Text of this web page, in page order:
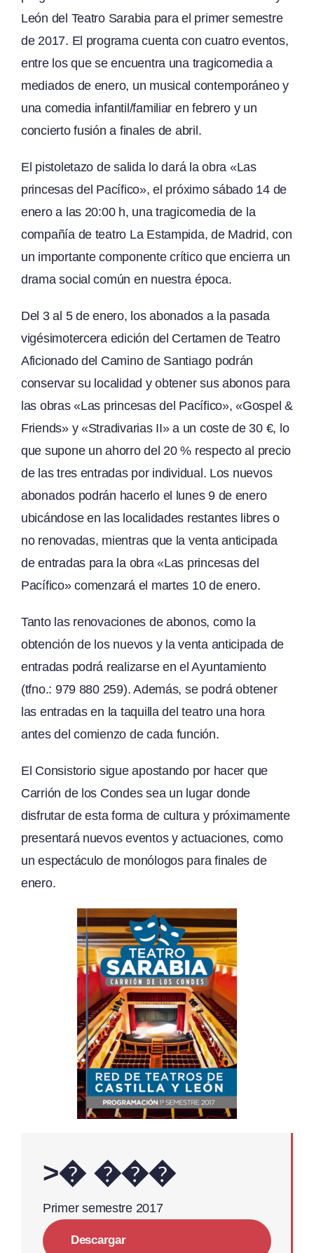
León del Teatro Sarabia para el primer semestre
de 2017. El programa cuenta con cuatro eventos,
entre los que se encuentra una tragicomedia a
mediados de enero, un musical contemporáneo y
una comedia infantil/familiar en febrero y un
concierto fusión a finales de abril.
El pistoletazo de salida lo dará la obra «Las
princesas del Pacífico», el próximo sábado 14 de
enero a las 20:00 h, una tragicomedia de la
compañía de teatro La Estampida, de Madrid, con
un importante componente crítico que encierra un
drama social común en nuestra época.
Del 3 al 5 de enero, los abonados a la pasada
vigésimotercera edición del Certamen de Teatro
Aficionado del Camino de Santiago podrán
conservar su localidad y obtener sus abonos para
las obras «Las princesas del Pacífico», «Gospel &
Friends» y «Stradivarias II» a un coste de 30 €, lo
que supone un ahorro del 20 % respecto al precio
de las tres entradas por individual. Los nuevos
abonados podrán hacerlo el lunes 9 de enero
ubicándose en las localidades restantes libres o
no renovadas, mientras que la venta anticipada
de entradas para la obra «Las princesas del
Pacífico» comenzará el martes 10 de enero.
Tanto las renovaciones de abonos, como la
obtención de los nuevos y la venta anticipada de
entradas podrá realizarse en el Ayuntamiento
(tfno.: 979 880 259). Además, se podrá obtener
las entradas en la taquilla del teatro una hora
antes del comienzo de cada función.
El Consistorio sigue apostando por hacer que
Carrión de los Condes sea un lugar donde
disfrutar de esta forma de cultura y próximamente
presentará nuevos eventos y actuaciones, como
un espectáculo de monólogos para finales de
enero.
>� ���
Primer semestre 2017
Descargar